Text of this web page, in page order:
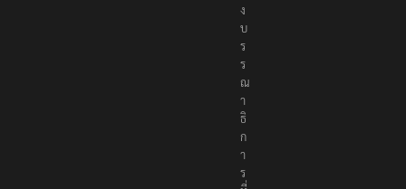
ง
บ
ร
ร
ณ
า
ธิ
ก
า
ร